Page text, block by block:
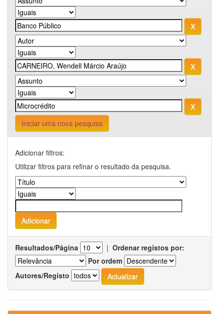
Iniciar uma nova pesquisa
Adicionar filtros:
Utilizar filtros para refinar o resultado da pesquisa.
Resultados/Página | Ordenar registos por:
Por ordem
Autores/Registo